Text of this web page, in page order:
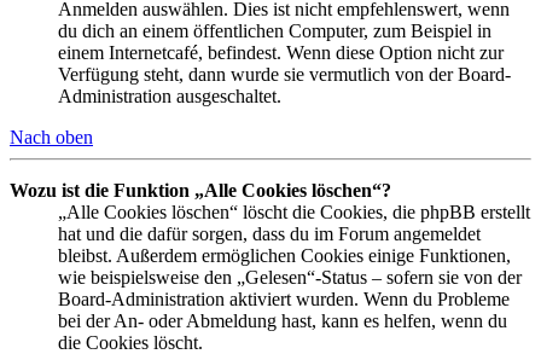
Anmelden auswählen. Dies ist nicht empfehlenswert, wenn
du dich an einem öffentlichen Computer, zum Beispiel in
einem Internetcafé, befindest. Wenn diese Option nicht zur
Verfügung steht, dann wurde sie vermutlich von der Board-
Administration ausgeschaltet.
Nach oben
Wozu ist die Funktion „Alle Cookies löschen“?
„Alle Cookies löschen“ löscht die Cookies, die phpBB erstellt
hat und die dafür sorgen, dass du im Forum angemeldet
bleibst. Außerdem ermöglichen Cookies einige Funktionen,
wie beispielsweise den „Gelesen“-Status – sofern sie von der
Board-Administration aktiviert wurden. Wenn du Probleme
bei der An- oder Abmeldung hast, kann es helfen, wenn du
die Cookies löscht.